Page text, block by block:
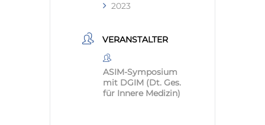
2023
VERANSTALTER
ASIM-Symposium
mit DGIM (Dt. Ges.
für Innere Medizin)